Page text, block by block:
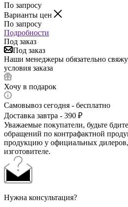
По запросу
Варианты цен
По запросу
Подробности
Под заказ
Под заказ
Наши менеджеры обязательно
условия заказа
Хочу в подарок
Самовывоз сегодня - бесплатно
Доставка завтра - 390 ₽
Уважаемые покупатели, будьте
обращений по контрафактной
продукцию у официальных дилеров,
изготовителе.
Нужна консультация?